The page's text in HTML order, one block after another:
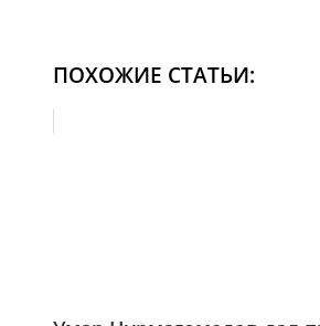
ПОХОЖИЕ СТАТЬИ: